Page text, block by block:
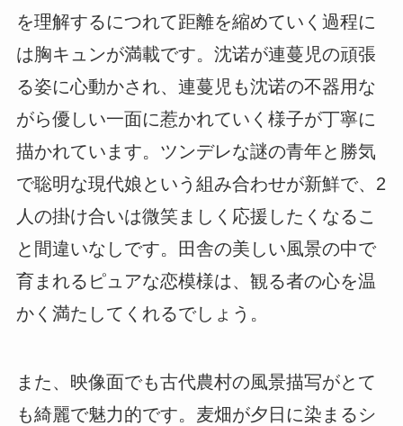
を理解するにつれて距離を縮めていく過程に
は胸キュンが満載です。沈诺が連蔓児の頑張
る姿に心動かされ、連蔓児も沈诺の不器用な
がら優しい一面に惹かれていく様子が丁寧に
描かれています。ツンデレな謎の青年と勝気
で聡明な現代娘という組み合わせが新鮮で、2
人の掛け合いは微笑ましく応援したくなるこ
と間違いなしです。田舎の美しい風景の中で
育まれるピュアな恋模様は、観る者の心を温
かく満たしてくれるでしょう。
また、映像面でも古代農村の風景描写がとて
も綺麗で魅力的です。麦畑が夕日に染まるシ